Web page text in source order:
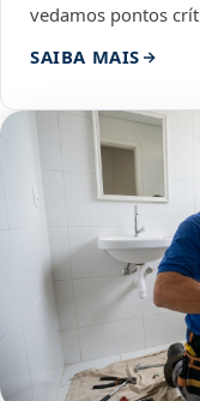
vedamos pontos
SAIBA MAIS